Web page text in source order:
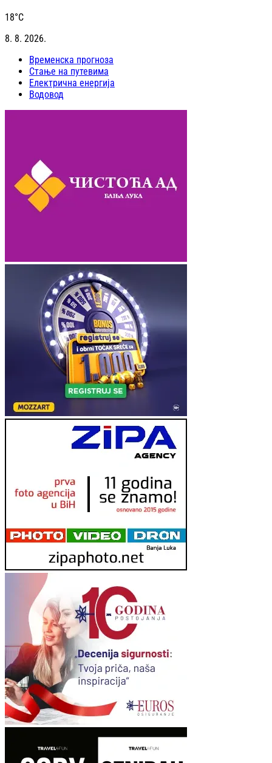
18°C
8. 8. 2026.
Временска прогноза
Стање на путевима
Електрична енергија
Водовод